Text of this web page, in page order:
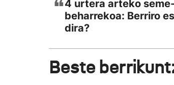
❝4 urtera arteko
beharrekoa: Berriro
dira?
Beste